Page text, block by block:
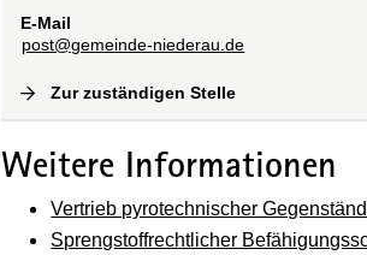
E-Mail
post@gemeinde-niederau.de
Zur zuständigen Stelle
Weitere Informationen
Vertrieb pyrotechnischer
Sprengstoffrechtlicher